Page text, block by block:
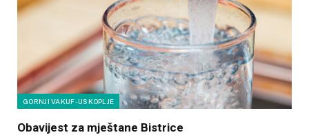
GORNJI VAKUF-USKOPLJE
Obavijest za mještane Bistrice